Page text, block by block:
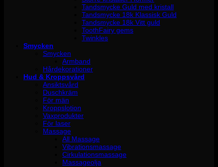
Tandsmycke Guld med kristall
Tandsmycke 18k Klassisk Guld
Tandsmycke 18k Vitt guld
ToothFairy gems
Twinkles
Smycken
Smycken
Armband
Hårdekorationer
Hud & Kroppsvård
Ansiktsvård
Duschkräm
För män
Kroppslotion
Vaxprodukter
För laser
Massage
All Massage
Vibrationsmassage
Cirkulationsmassage
Massageolja